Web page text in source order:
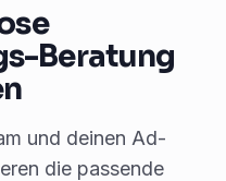
Beratung
und deinen Ad-
die passende